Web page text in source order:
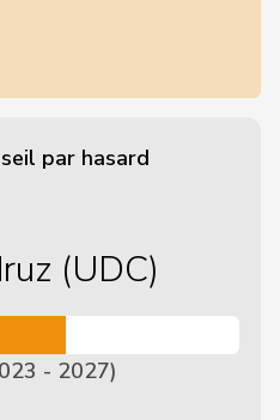
par hasard
(UDC)
- 2027)